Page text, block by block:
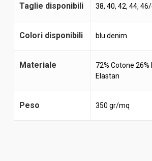
Taglie disponibili 38, 40, 42, 44,
Colori disponibili blu denim
Materiale
72% Cotone 26%
Elastan
Peso 350 gr/mq